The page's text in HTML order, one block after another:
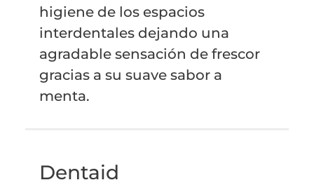
higiene de los espacios
interdentales dejando una
agradable sensación de frescor
gracias a su suave sabor a
menta.
Dentaid